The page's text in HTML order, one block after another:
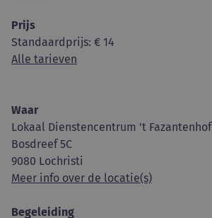
Prijs
Standaardprijs: € 14
Alle tarieven
Waar
Lokaal Dienstencentrum 't Fazantenhof
Bosdreef 5C
9080 Lochristi
Meer info over de locatie(s)
Begeleiding